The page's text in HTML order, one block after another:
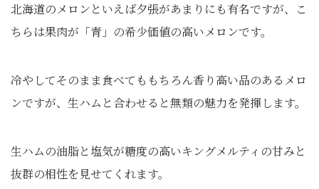
北海道のメロンといえば夕張があまりにも有名ですが、こ
ちらは果肉が「青」の希少価値の高いメロンです。
冷やしてそのまま食べてももちろん香り高い品のあるメロ
ンですが、生ハムと合わせると無類の魅力を発揮します。
生ハムの油脂と塩気が糖度の高いキングメルティの甘みと
抜群の相性を見せてくれます。